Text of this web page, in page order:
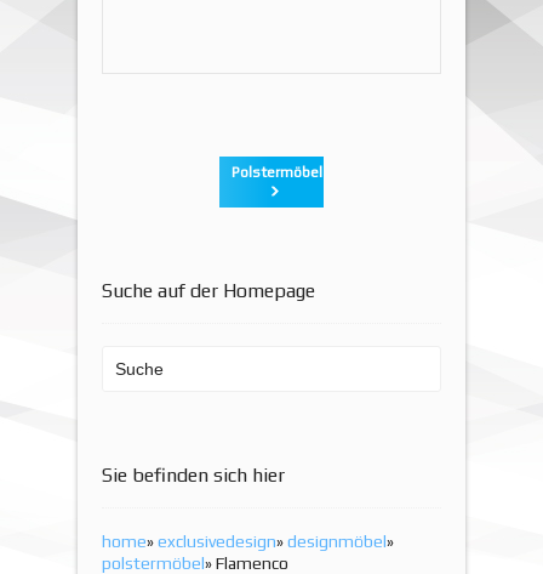
Polstermöbel
Suche auf der Homepage
Sie befinden sich hier
home»exclusivedesign»designmöbel»
polstermöbel» Flamenco